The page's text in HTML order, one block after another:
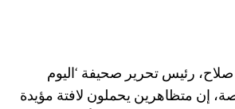
رئيس تحرير صحيفة ‘اليوم
إن متظاهرين يحملون لافتة مؤيدة